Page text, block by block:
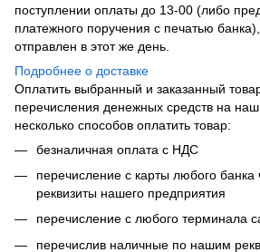
поступлении оплаты до 13-00 (либо
платежного поручения с печатью
отправлен в этот же день.
Подробнее о доставке
Оплатить выбранный и заказанный
перечисления денежных средств на наш
несколько способов оплатить товар:
безналичная оплата с НДС
перечисление с карты любого
реквизиты нашего предприятия
перечисление с любого терминала
перечислив наличные по нашим